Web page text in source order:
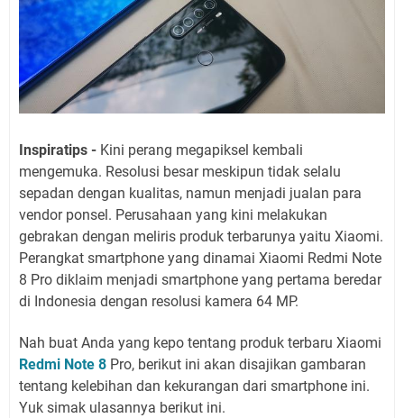
Inspiratips - Kini perang megapiksel kembali
mengemuka. Resolusi besar meskipun tidak selalu
sepadan dengan kualitas, namun menjadi jualan para
vendor ponsel. Perusahaan yang kini melakukan
gebrakan dengan meliris produk terbarunya yaitu Xiaomi.
Perangkat smartphone yang dinamai Xiaomi Redmi Note
8 Pro diklaim menjadi smartphone yang pertama beredar
di Indonesia dengan resolusi kamera 64 MP.
Nah buat Anda yang kepo tentang produk terbaru Xiaomi
Redmi Note 8 Pro, berikut ini akan disajikan gambaran
tentang kelebihan dan kekurangan dari smartphone ini.
Yuk simak ulasannya berikut ini.